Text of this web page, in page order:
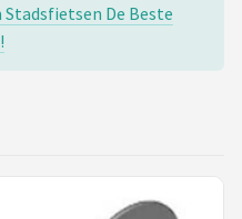
De Beste